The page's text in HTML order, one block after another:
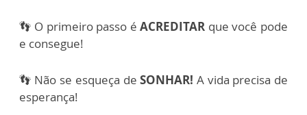
👣 O primeiro passo éACREDITAR que você pode
e consegue!
👣 Não se esqueça de SONHAR! A vida precisa de
esperança!